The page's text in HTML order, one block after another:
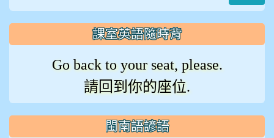
課室英語隨時背
Go back to your seat, please.
請回到你的座位.
閩南語諺語